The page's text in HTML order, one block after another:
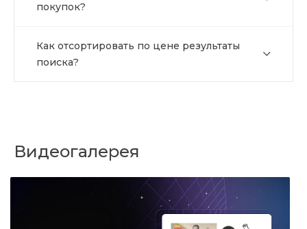
покупок?
Как отсортировать по цене результаты
поиска?
Видеогалерея